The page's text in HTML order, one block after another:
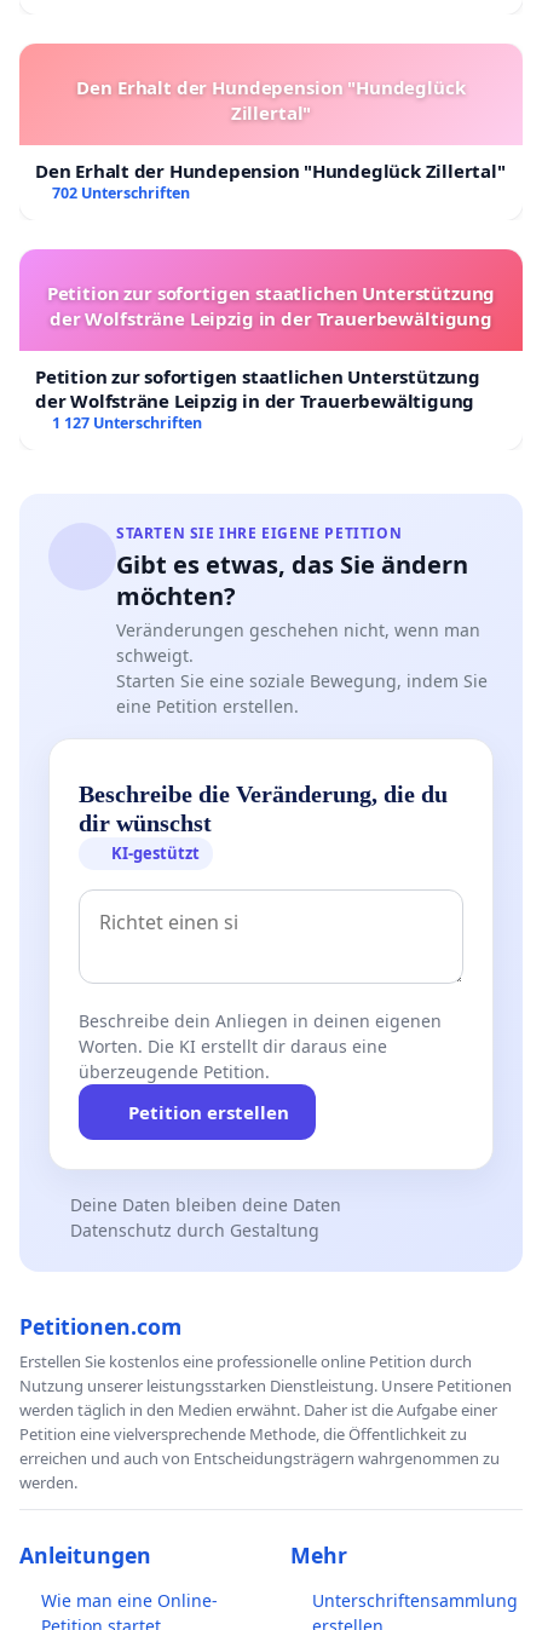
Den Erhalt der Hundepension "Hundeglück
Zillertal"
Den Erhalt der Hundepension "Hundeglück Zillertal"
702 Unterschriften
Petition zur sofortigen staatlichen Unterstützung
der Wolfsträne Leipzig in der Trauerbewältigung
Petition zur sofortigen staatlichen Unterstützung
der Wolfsträne Leipzig in der Trauerbewältigung
1 127 Unterschriften
STARTEN SIE IHRE EIGENE PETITION
Gibt es etwas, das Sie ändern
möchten?
Veränderungen geschehen nicht, wenn man
schweigt.
Starten Sie eine soziale Bewegung, indem Sie
eine Petition erstellen.
Beschreibe die Veränderung, die du
dir wünschst
KI-gestützt
Beschreibe dein Anliegen in deinen eigenen
Worten. Die KI erstellt dir daraus eine
überzeugende Petition.
Petition erstellen
Deine Daten bleiben deine Daten
Datenschutz durch Gestaltung
Petitionen.com
Erstellen Sie kostenlos eine professionelle online Petition durch
Nutzung unserer leistungsstarken Dienstleistung. Unsere Petitionen
werden täglich in den Medien erwähnt. Daher ist die Aufgabe einer
Petition eine vielversprechende Methode, die Öffentlichkeit zu
erreichen und auch von Entscheidungsträgern wahrgenommen zu
werden.
Anleitungen
Wie man eine Online-
Mehr
Unterschriftensammlung